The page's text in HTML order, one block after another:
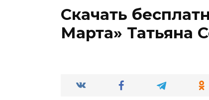
Скачать
Марта» Татьяна